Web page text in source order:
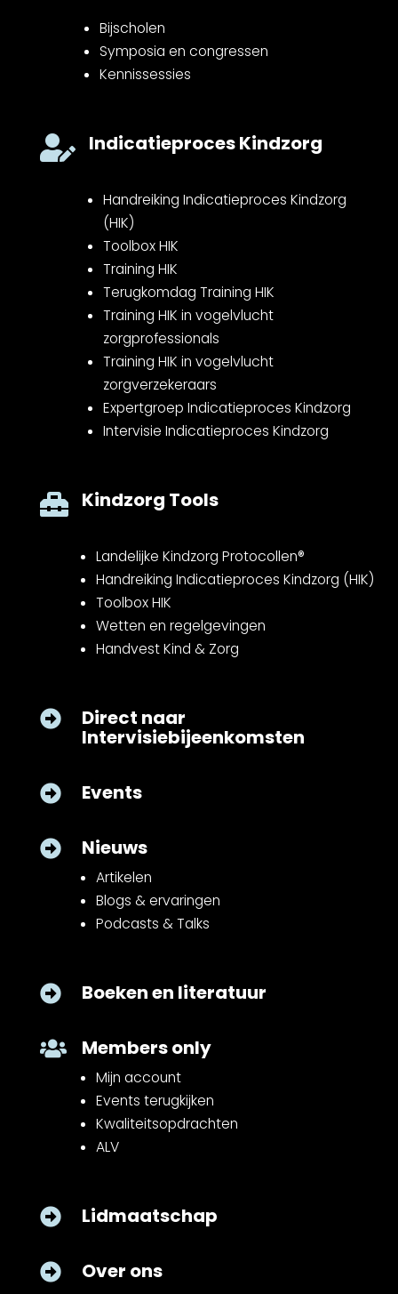
Bijscholen
Symposia en congressen
Kennissessies
 Indicatieproces Kindzorg
Handreiking Indicatieproces Kindzorg
(HIK)
Toolbox HIK
Training HIK
Terugkomdag Training HIK
Training HIK in vogelvlucht
zorgprofessionals
Training HIK in vogelvlucht
zorgverzekeraars
Expertgroep Indicatieproces Kindzorg
Intervisie Indicatieproces Kindzorg
 Kindzorg Tools
Landelijke Kindzorg Protocollen®
Handreiking Indicatieproces Kindzorg (HIK)
Toolbox HIK
Wetten en regelgevingen
Handvest Kind & Zorg
 Direct naar
Intervisiebijeenkomsten
 Events
 Nieuws
Artikelen
Blogs & ervaringen
Podcasts & Talks
 Boeken en literatuur
 Members only
Mijn account
Events terugkijken
Kwaliteitsopdrachten
ALV
 Lidmaatschap
 Over ons